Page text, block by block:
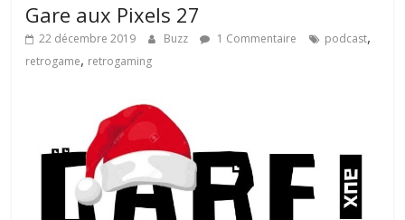
Gare aux Pixels 27
22 décembre 2019 Buzz 1 Commentaire podcast,
retrogame, retrogaming